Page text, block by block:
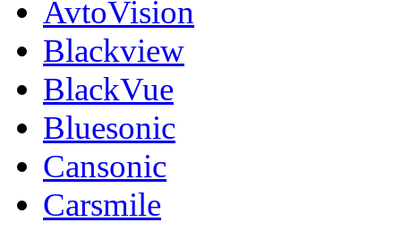
AvtoVision
Blackview
BlackVue
Bluesonic
Cansonic
Carsmile